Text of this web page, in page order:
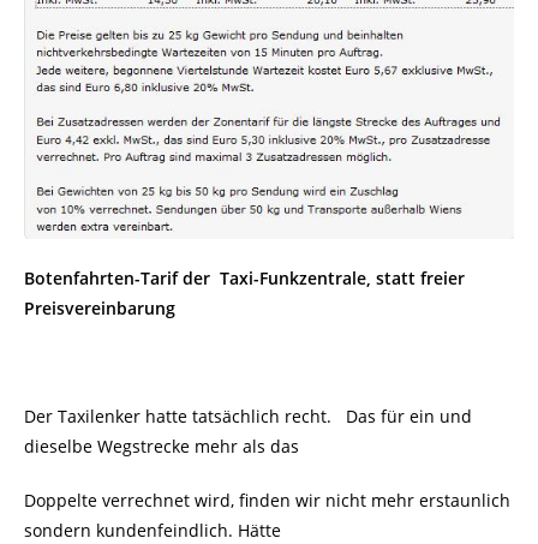
Botenfahrten-Tarif der Taxi-Funkzentrale, statt freier
Preisvereinbarung
Der Taxilenker hatte tatsächlich recht. Das für ein und
dieselbe Wegstrecke mehr als das
Doppelte verrechnet wird, finden wir nicht mehr erstaunlich
sondern kundenfeindlich. Hätte